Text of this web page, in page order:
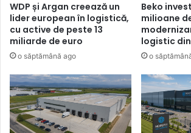
WDP și Argan creează un
lider european în logistică,
cu active de peste 13
miliarde de euro
o săptămână ago
Beko
milioane
logistic
o